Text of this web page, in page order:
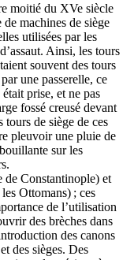
moitié du XVe siècle
de machines de siège
utilisées par les
Ainsi, les tours
souvent des tours
une passerelle, ce
prise, et ne pas
fossé creusé devant
tours de siège de ces
pleuvoir une pluie de
sur les
de Constantinople) et
Ottomans) ; ces
de l’utilisation
des brèches dans
des canons
des sièges. Des